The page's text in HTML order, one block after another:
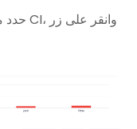
حدد موقع المستودع حيث تريد تمكين بوابة CI، وانقر على زر